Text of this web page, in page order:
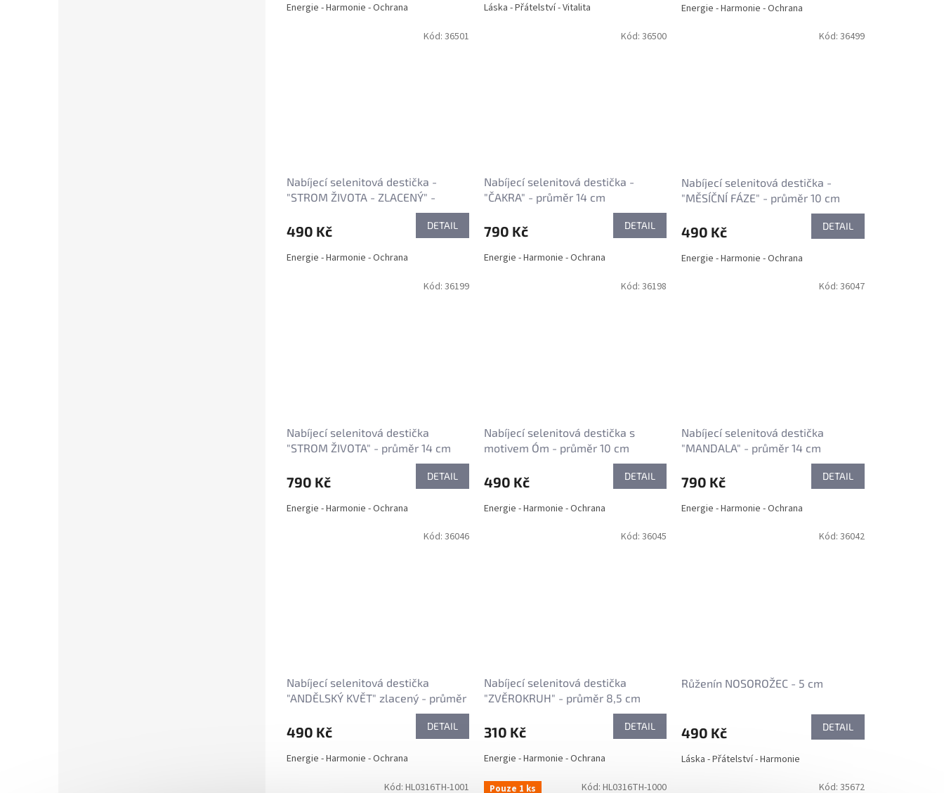
Energie - Harmonie - Ochrana Láska - Přátelství - Vitalita Energie - Harmonie - Ochrana
Nabíjecí selenitová destička -
"STROM ŽIVOTA - ZLACENÝ" -
490 Kč DETAIL
Energie - Harmonie - Ochrana
Kód: 36501
Nabíjecí selenitová destička -
"ČAKRA" - průměr 14 cm
790 Kč DETAIL
Energie - Harmonie - Ochrana
Kód: 36500
Nabíjecí selenitová destička -
"MĚSÍČNÍ FÁZE" - průměr 10 cm
490 Kč DETAIL
Energie - Harmonie - Ochrana
Kód: 36499
Nabíjecí selenitová destička
"STROM ŽIVOTA" - průměr 14 cm
790 Kč DETAIL
Energie - Harmonie - Ochrana
Kód: 36199
Nabíjecí selenitová destička s
motivem Óm - průměr 10 cm
490 Kč DETAIL
Energie - Harmonie - Ochrana
Kód: 36198
Nabíjecí selenitová destička
"MANDALA" - průměr 14 cm
790 Kč DETAIL
Energie - Harmonie - Ochrana
Kód: 36047
Nabíjecí selenitová destička
"ANDĚLSKÝ KVĚT" zlacený - průměr
490 Kč DETAIL
Energie - Harmonie - Ochrana
Kód: 36046
Nabíjecí selenitová destička
"ZVĚROKRUH" - průměr 8,5 cm
310 Kč DETAIL
Energie - Harmonie - Ochrana
Kód: 36045
Růženín NOSOROŽEC - 5 cm
490 Kč DETAIL
Láska - Přátelství - Harmonie
Kód: 36042
Kód: HL0316TH-1001 Pouze 1 ks Kód: HL0316TH-1000 Kód: 35672